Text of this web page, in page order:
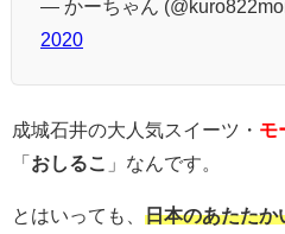
— かーちゃん
2020
成城石井の大人気スイーツ・ モ
「 おしるこ 」なんです。
とはいっても、 日本のあたたか